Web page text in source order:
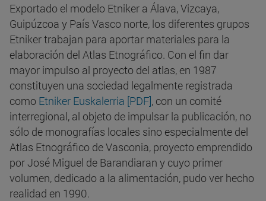
Exportado el modelo Etniker a Álava, Vizcaya,
Guipúzcoa y País Vasco norte, los diferentes grupos
Etniker trabajan para aportar materiales para la
elaboración del Atlas Etnográfico. Con el fin dar
mayor impulso al proyecto del atlas, en 1987
constituyen una sociedad legalmente registrada
como Etniker Euskalerria [PDF], con un comité
interregional, al objeto de impulsar la publicación, no
sólo de monografías locales sino especialmente del
Atlas Etnográfico de Vasconia, proyecto emprendido
por José Miguel de Barandiaran y cuyo primer
volumen, dedicado a la alimentación, pudo ver hecho
realidad en 1990.